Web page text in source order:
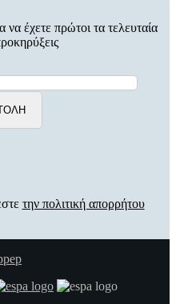
έχετε πρώτοι τα τελευταία
την πολιτική απορρήτου